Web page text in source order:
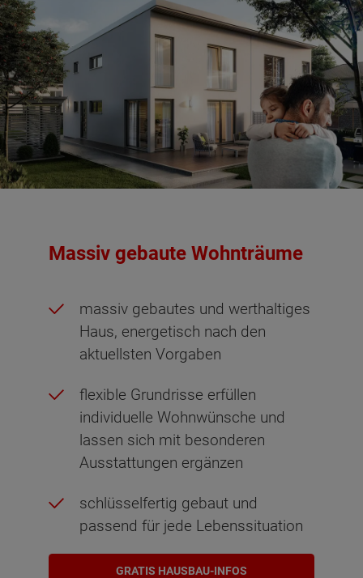
Massiv gebaute Wohnträume
massiv gebautes und werthaltiges
Haus, energetisch nach den
aktuellsten Vorgaben
flexible Grundrisse erfüllen
individuelle Wohnwünsche und
lassen sich mit besonderen
Ausstattungen ergänzen
schlüsselfertig gebaut und
passend für jede Lebenssituation
GRATIS HAUSBAU-INFOS